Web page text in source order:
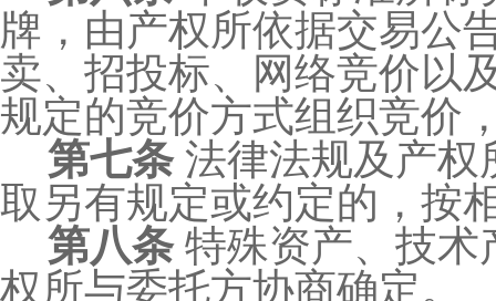
牌，由产权所依据交易公
卖、招投标、网络竞价以
规定的竞价方式组织竞价
第七条 法律法规及产权
取另有规定或约定的，按
第八条 特殊资产、技术
权所与委托方协商确定。